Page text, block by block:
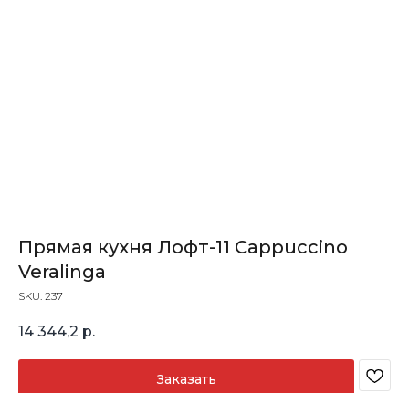
Прямая кухня Лофт-11 Cappuccino
Veralinga
SKU: 237
14 344,2 р.
Заказать